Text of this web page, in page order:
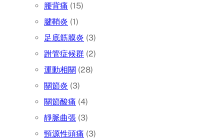
腰背痛 (15)
腱鞘炎 (1)
足底筋膜炎 (3)
跗管症候群 (2)
運動相關 (28)
關節炎 (3)
關節酸痛 (4)
靜脈曲張 (3)
頸源性頭痛 (3)